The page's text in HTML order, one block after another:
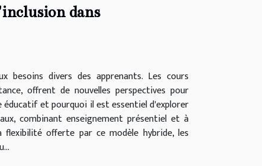
dans
besoins divers des apprenants. Les cours
offrent de nouvelles perspectives pour
et pourquoi il est essentiel d'explorer
combinant enseignement présentiel et à
flexibilité offerte par ce modèle hybride, les